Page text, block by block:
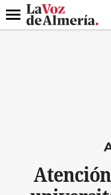
DESTACADO
Menú